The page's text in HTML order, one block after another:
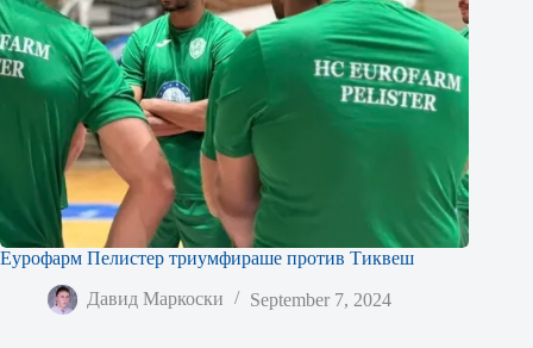
Еурофарм Пелистер триумфираше против Тиквеш
Давид Маркоски September 7, 2024